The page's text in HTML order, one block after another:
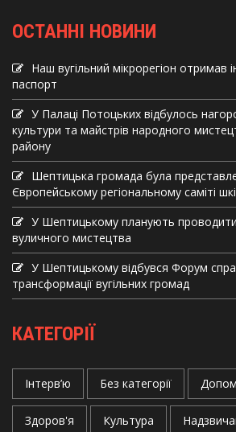
ОСТАННІ НОВИНИ
Наш вугільний мікрорегіон отримав
паспорт
У Палаці Потоцьких відбулось
культури та майстрів народного
району
Шептицька громада була
Європейському регіональному саміті
У Шептицькому планують
вуличного мистецтва
У Шептицькому відбувся Форум
трансформації вугільних громад
КАТЕГОРІЇ
Інтерв’ю Без категорії
Здоров'я Культура